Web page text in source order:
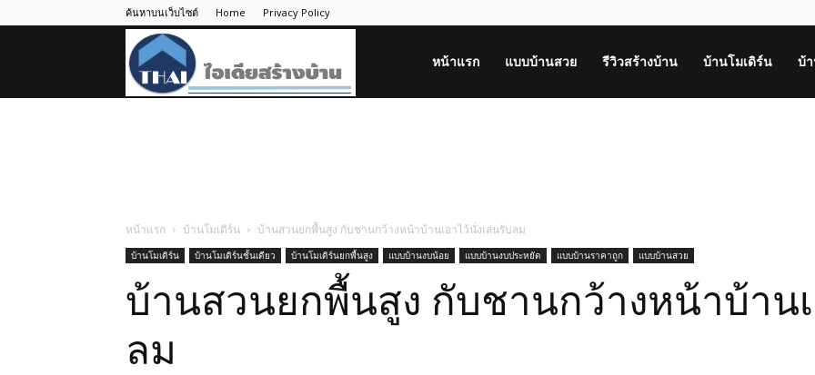
ค้นหาบนเว็บไซต์ Home Privacy Policy
หน้าแรก แบบบ้านสวย รีวิวสร้างบ้าน บ้านโมเดิร์น บ้
หน้าแรก บ้านโมเดิร์น บ้านสวนยกพื้นสูง กับชานกว้างหน้าบ้านเอาไว้นั่งเล่นรับลม
บ้านโมเดิร์น บ้านโมเดิร์นชั้นเดียว บ้านโมเดิร์นยกพื้นสูง แบบบ้านงบน้อย แบบบ้านงบประหยัด แบบบ้านราคาถูก แบบบ้านสวย
บ้านสวนยกพื้นสูง กับชานกว้างหน้าบ้านเ
ลม